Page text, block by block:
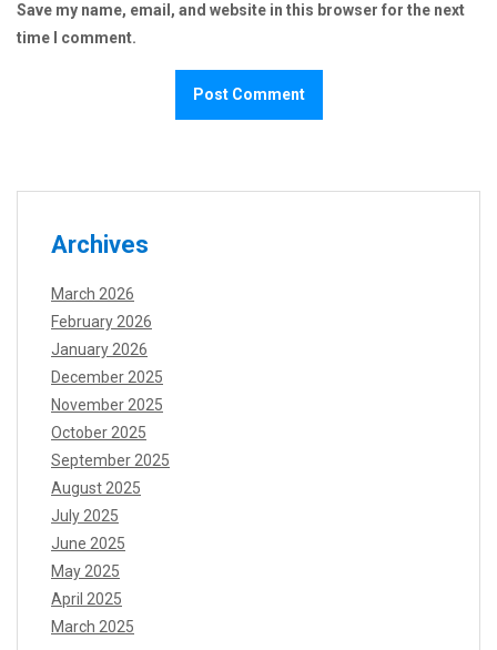
Save my name, email, and website in this browser for the next
time I comment.
Archives
March 2026
February 2026
January 2026
December 2025
November 2025
October 2025
September 2025
August 2025
July 2025
June 2025
May 2025
April 2025
March 2025